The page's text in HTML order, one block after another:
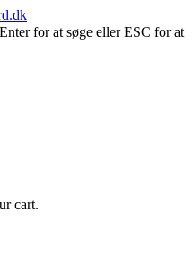
for at søge eller ESC for at
cart.